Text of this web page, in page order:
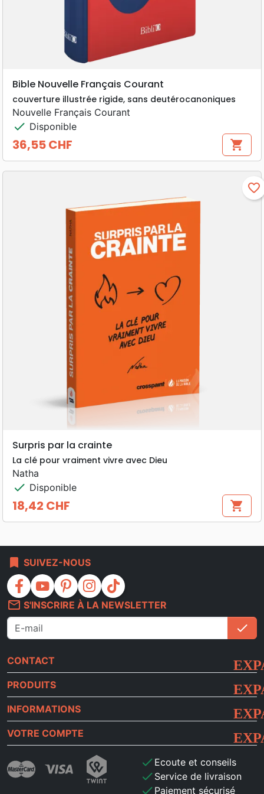
Bible Nouvelle Français Courant
couverture illustrée rigide, sans deutérocanoniques
Nouvelle Français Courant
check Disponible
Prix
36,55 CHF shopping_cart
favorite_border
Surpris par la crainte
La clé pour vraiment vivre avec Dieu
Natha
check Disponible
Prix
18,42 CHF shopping_cart
bookmark SUIVEZ-NOUS
facebook youtube pinterest instagram
tiktok
mail_outline S'INSCRIRE À LA NEWSLETTER
check
CONTACT
PRODUITS
INFORMATIONS
VOTRE COMPTE
check Ecoute et conseils
check Service de livraison
check Paiement sécurisé